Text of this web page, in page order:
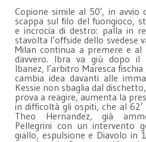
Copione simile al 50′, in avvio
scappa sul filo del fuorigioco,
e incrocia di destro: palla in
stavolta l’offside dello svedese
Milan continua a premere e al
davvero. Ibra va giù dopo il
Ibanez, l’arbitro Maresca
cambia idea davanti alle
Kessie non sbaglia dal
prova a reagire, aumenta la
in difficoltà gli ospiti, che al
Theo Hernandez, già
Pellegrini con un intervento
giallo, espulsione e Diavolo in